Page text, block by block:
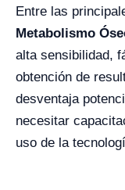
Entre las
Metabolismo
alta sensibilidad,
obtención de
desventaja
necesitar
uso de la